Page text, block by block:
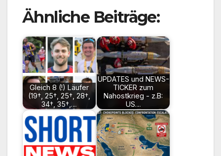
Ähnliche Beiträge:
Gleich 8 (!) Läufer
(19†, 25†, 25†, 28†,
34†, 35†,…
UPDATES und NEWS-
TICKER zum
Nahostkrieg - z.B:
US…